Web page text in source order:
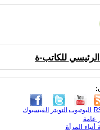
الرئيسي للكاتب-ة
الفيسبوك التويتر اليوتيوب
عامة
أنباء المرأة